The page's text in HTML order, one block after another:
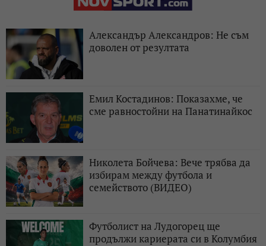
Александър Александров: Не съм
доволен от резултата
Емил Костадинов: Показахме, че
сме равностойни на Панатинайкос
Николета Бойчева: Вече трябва да
избирам между футбола и
семейството (ВИДЕО)
Футболист на Лудогорец ще
продължи кариерата си в Колумбия